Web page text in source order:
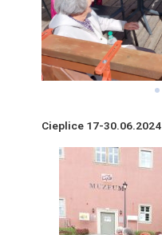
Cieplice 17-30.06.2024